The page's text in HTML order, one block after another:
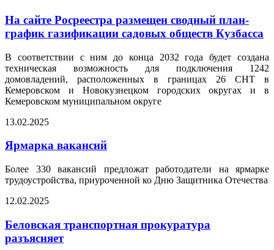
На сайте Росреестра размещен сводный план-
график газификации садовых обществ Кузбасса
В соответствии с ним до конца 2032 года будет создана
техническая возможность для подключения 1242
домовладений, расположенных в границах 26 СНТ в
Кемеровском и Новокузнецком городских округах и в
Кемеровском муниципальном округе
13.02.2025
Ярмарка вакансий
Более 330 вакансий предложат работодатели на ярмарке
трудоустройства, приуроченной ко Дню Защитника Отечества
12.02.2025
Беловская транспортная прокуратура
разъясняет